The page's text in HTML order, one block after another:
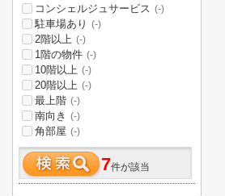
コンシェルジュサービス (-)
駐車場あり (-)
2階以上 (-)
1階の物件 (-)
10階以上 (-)
20階以上 (-)
最上階 (-)
南向き (-)
角部屋 (-)
7件が該当